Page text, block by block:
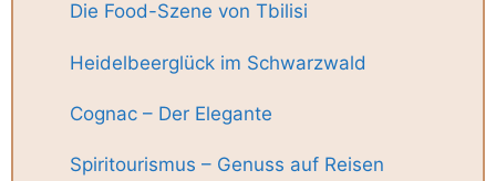
Die Food-Szene von Tbilisi
Heidelbeerglück im Schwarzwald
Cognac – Der Elegante
Spiritourismus – Genuss auf Reisen